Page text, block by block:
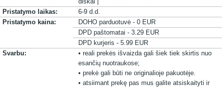
Pristatymo laikas:
6-9 d.d.
Pristatymo kaina:
DOHO parduotuvė - 0 EUR
DPD paštomatai - 3.29 EUR
DPD kurjeris - 5.99 EUR
Svarbu:
• reali prekės išvaizda gali šiek tiek skirtis nuo
esančių nuotraukose;
• prekė gali būti ne originalioje pakuotėje.
• atsiimant prekę pas mus galite atsiskaityti ir